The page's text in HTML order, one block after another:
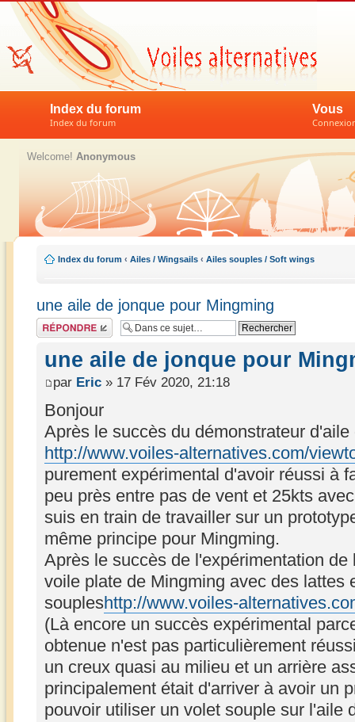
Index du forum
Index du forum
Vous
Welcome! Anonymous
Index du forum ‹ Ailes / Wingsails ‹ Ailes souples / Soft wings
une aile de jonque pour Mingming
Répondre
une aile de jonque pour
par Eric » 17 Fév 2020, 21:18
Bonjour
Après le succès du démonstrateur
http://www.voiles-alternatives.com/
purement expérimental d'avoir réussi à
peu près entre pas de vent et 25kts
suis en train de travailler sur un
même principe pour Mingming.
Après le succès de l'expérimentation
voile plate de Mingming avec des lattes
soupleshttp://www.voiles-
(Là encore un succès expérimental
obtenue n'est pas particulièrement
un creux quasi au milieu et un arrière
principalement était d'arriver à avoir un
pouvoir utiliser un volet souple sur l'aile